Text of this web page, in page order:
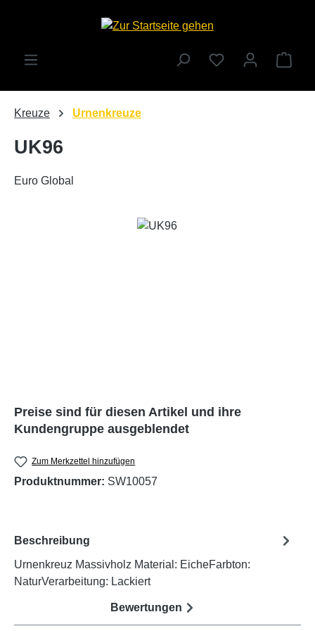
Zum Hauptinhalt springen
Kreuze Urnenkreuze
UK96
Euro Global
Bildergalerie überspringen
Preise sind für diesen Artikel und ihre
Kundengruppe ausgeblendet
Zum Merkzettel hinzufügen
Produktnummer: SW10057
Beschreibung
Urnenkreuz Massivholz Material: EicheFarbton:
NaturVerarbeitung: Lackiert
Bewertungen